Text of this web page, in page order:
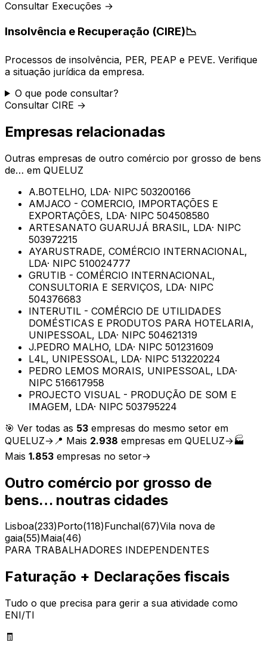
Consultar Execuções →
Insolvência e Recuperação (CIRE)📉
Processos de insolvência, PER, PEAP e PEVE. Verifique
a situação jurídica da empresa.
O que pode consultar?
Consultar CIRE →
Empresas relacionadas
Outras empresas de outro comércio por grosso de bens
de… em QUELUZ
A.BOTELHO, LDA· NIPC 503200166
AMJACO - COMERCIO, IMPORTAÇÕES E
EXPORTAÇÕES, LDA· NIPC 504508580
ARTESANATO GUARUJÁ BRASIL, LDA· NIPC
503972215
AYARUSTRADE, COMÉRCIO INTERNACIONAL,
LDA· NIPC 510024777
GRUTIB - COMÉRCIO INTERNACIONAL,
CONSULTORIA E SERVIÇOS, LDA· NIPC
504376683
INTERUTIL - COMÉRCIO DE UTILIDADES
DOMÉSTICAS E PRODUTOS PARA HOTELARIA,
UNIPESSOAL, LDA· NIPC 504621319
J.PEDRO MALHO, LDA· NIPC 501231609
L4L, UNIPESSOAL, LDA· NIPC 513220224
PEDRO LEMOS MORAIS, UNIPESSOAL, LDA·
NIPC 516617958
PROJECTO VISUAL - PRODUÇÃO DE SOM E
IMAGEM, LDA· NIPC 503795224
🎯 Ver todas as 53 empresas do mesmo setor em
QUELUZ→ 📍 Mais 2.938 empresas em QUELUZ→🏭
Mais 1.853 empresas no setor→
Outro comércio por grosso de
bens… noutras cidades
Lisboa(233)Porto(118)Funchal(67)Vila nova de
gaia(55)Maia(46)
PARA TRABALHADORES INDEPENDENTES
Faturação + Declarações fiscais
Tudo o que precisa para gerir a sua atividade como
ENI/TI
🧾